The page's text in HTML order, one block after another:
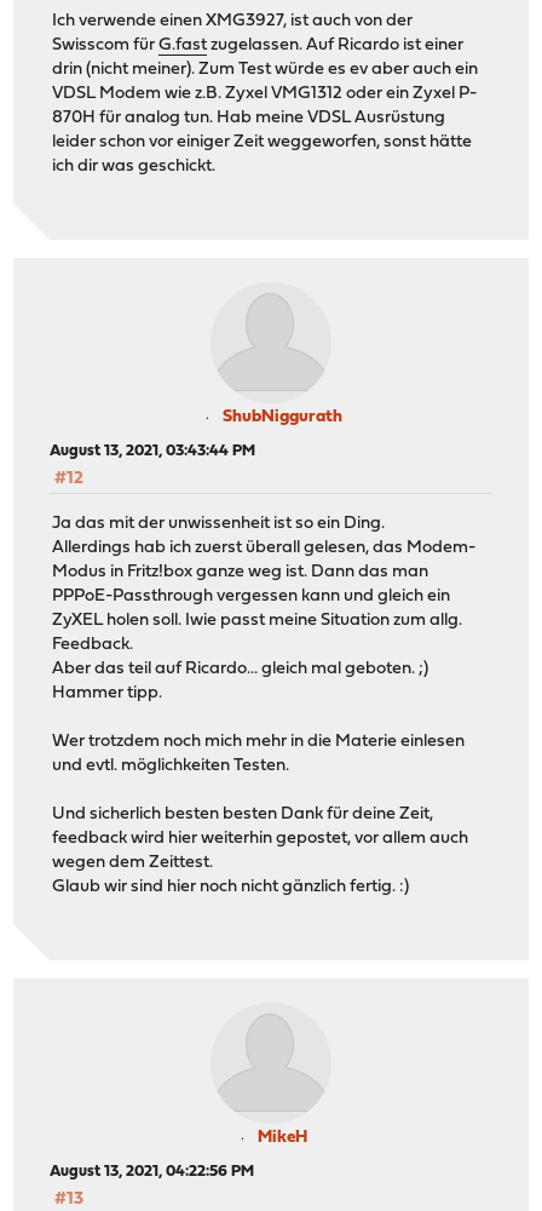
Ich verwende einen XMG3927, ist auch von der
Swisscom fürG.fastzugelassen. Auf Ricardo ist einer
drin (nicht meiner). Zum Test würde es ev aber auch ein
VDSL Modem wie z.B. Zyxel VMG1312 oder ein Zyxel P-
870H für analog tun. Hab meine VDSL Ausrüstung
leider schon vor einiger Zeit weggeworfen, sonst hätte
ich dir was geschickt.
ShubNiggurath
August 13, 2021, 03:43:44 PM
#12
Ja das mit der unwissenheit ist so ein Ding.
Allerdings hab ich zuerst überall gelesen, das Modem-
Modus in Fritz!box ganze weg ist. Dann das man
PPPoE-Passthrough vergessen kann und gleich ein
ZyXEL holen soll. Iwie passt meine Situation zum allg.
Feedback.
Aber das teil auf Ricardo... gleich mal geboten. ;)
Hammer tipp.
Wer trotzdem noch mich mehr in die Materie einlesen
und evtl. möglichkeiten Testen.
Und sicherlich besten besten Dank für deine Zeit,
feedback wird hier weiterhin gepostet, vor allem auch
wegen dem Zeittest.
Glaub wir sind hier noch nicht gänzlich fertig. :)
MikeH
August 13, 2021, 04:22:56 PM
#13